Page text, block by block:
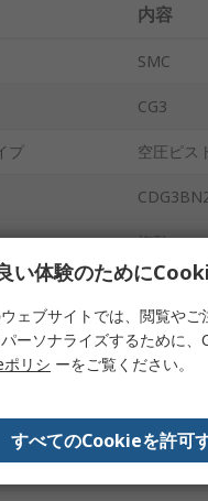
内容
SMC
CG3
プ 空圧ピス
複動
20mm
ベーシッ
プ ゴムバン
アルミ合
50mm
い体験のために
ェブサイトでは、閲覧や
ーソナライズするために
リシ ーをご覧ください。
すべてのCookieを許可